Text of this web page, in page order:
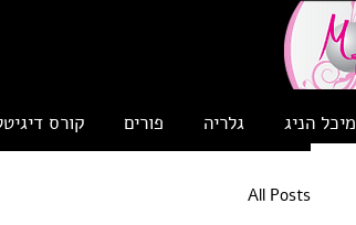
מיכל הניג גלריה פורים קורס
All Posts